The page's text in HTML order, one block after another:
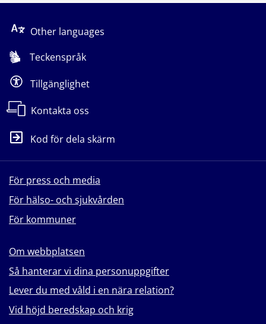
Other languages
Teckenspråk
Tillgänglighet
Kontakta oss
Kod för dela skärm
För press och media
För hälso- och sjukvården
För kommuner
Om webbplatsen
Så hanterar vi dina personuppgifter
Lever du med våld i en nära relation?
Vid höjd beredskap och krig